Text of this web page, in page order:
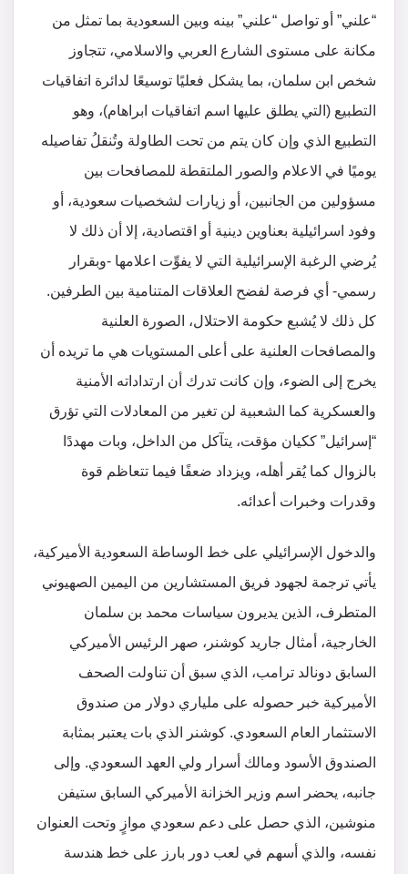
“علني” أو تواصل “علني” بينه وبين السعودية بما تمثل من
مكانة على مستوى الشارع العربي والاسلامي، تتجاوز
شخص ابن سلمان، بما يشكل فعليًا توسيعًا لدائرة اتفاقيات
التطبيع (التي يطلق عليها اسم اتفاقيات ابراهام)، وهو
التطبيع الذي وإن كان يتم من تحت الطاولة وتُنقلُ تفاصيله
يوميًا في الاعلام والصور الملتقطة للمصافحات بين
مسؤولين من الجانبين، أو زيارات لشخصيات سعودية، أو
وفود اسرائيلية بعناوين دينية أو اقتصادية، إلا أن ذلك لا
يُرضي الرغبة الإسرائيلية التي لا يفوِّت اعلامها -وبقرار
رسمي- أي فرصة لفضح العلاقات المتنامية بين الطرفين.
كل ذلك لا يُشبع حكومة الاحتلال، الصورة العلنية
والمصافحات العلنية على أعلى المستويات هي ما تريده أن
يخرج إلى الضوء، وإن كانت تدرك أن ارتداداته الأمنية
والعسكرية كما الشعبية لن تغير من المعادلات التي تؤرق
“إسرائيل” ككيان مؤقت، يتآكل من الداخل، وبات مهددًا
بالزوال كما يُقر أهله، ويزداد ضعفًا فيما تتعاظم قوة
وقدرات وخبرات أعدائه.
والدخول الإسرائيلي على خط الوساطة السعودية الأميركية،
يأتي ترجمة لجهود فريق المستشارين من اليمين الصهيوني
المتطرف، الذين يديرون سياسات محمد بن سلمان
الخارجية، أمثال جاريد كوشنر، صهر الرئيس الأميركي
السابق دونالد ترامب، الذي سبق أن تناولت الصحف
الأميركية خبر حصوله على ملياري دولار من صندوق
الاستثمار العام السعودي. كوشنر الذي بات يعتبر بمثابة
الصندوق الأسود ومالك أسرار ولي العهد السعودي. وإلى
جانبه، يحضر اسم وزير الخزانة الأميركي السابق ستيفن
منوشين، الذي حصل على دعم سعودي موازٍ وتحت العنوان
نفسه، والذي أسهم في لعب دور بارز على خط هندسة